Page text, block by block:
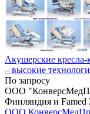
Акушерские
– высокие
По запросу
ООО
Финляндия и
ООО